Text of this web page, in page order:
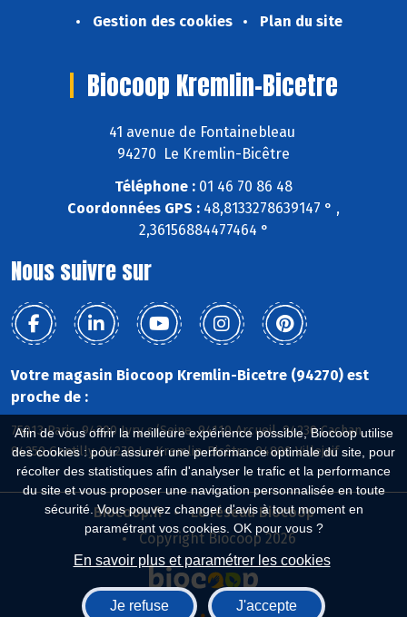
Afin de vous offrir la meilleure expérience possible, Biocoop utilise
des cookies : pour assurer une performance optimale du site, pour
récolter des statistiques afin d'analyser le trafic et la performance
du site et vous proposer une navigation personnalisée en toute
sécurité. Vous pouvez changer d'avis à tout moment en
paramétrant vos cookies. OK pour vous ?
En savoir plus et paramétrer les cookies
Je refuse J'accepte
Gestion des cookies
Plan du site
Biocoop Kremlin-Bicetre
41 avenue de Fontainebleau
94270 Le Kremlin-Bicêtre
Téléphone : 01 46 70 86 48
Coordonnées GPS : 48,8133278639147 ° ,
2,36156884477464 °
Nous suivre sur
Votre magasin Biocoop Kremlin-Bicetre (94270) est
proche de :
75013 Paris, 94200 Ivry s/Seine, 94110 Arcueil, 94230 Cachan,
94250 Gentilly, 94270 Le Kremlin-Bicêtre, 94800 Villejuif
Biocoop.fr
Le réseau Biocoop
Copyright Biocoop 2026